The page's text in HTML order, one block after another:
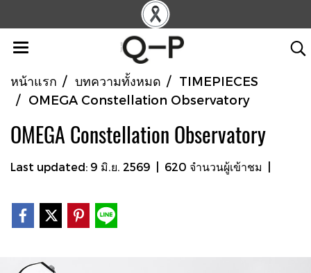
หน้าแรก บทความทั้งหมด
TIMEPIECES
OMEGA Constellation Observatory
OMEGA Constellation Observatory
Last updated: 9 มิ.ย. 2569 620 จำนวนผู้เข้าชม